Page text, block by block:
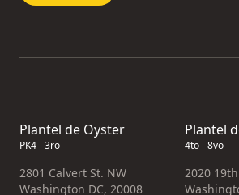
Plantel de Oyster
PK4 - 3ro
2801 Calvert St. NW
Washington DC, 20008
Plantel
4to - 8vo
2020